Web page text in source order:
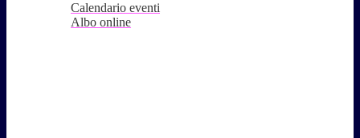
Calendario eventi
Albo online